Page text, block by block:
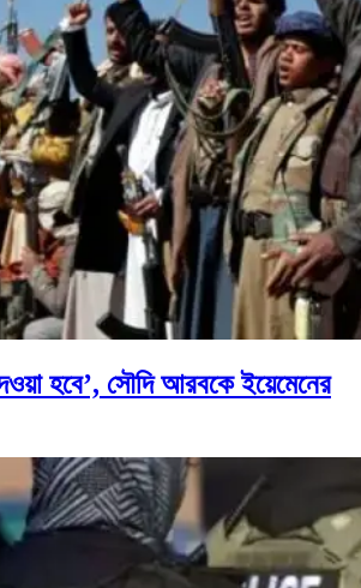
হবে’, সৌদি আরবকে ইয়েমেনের